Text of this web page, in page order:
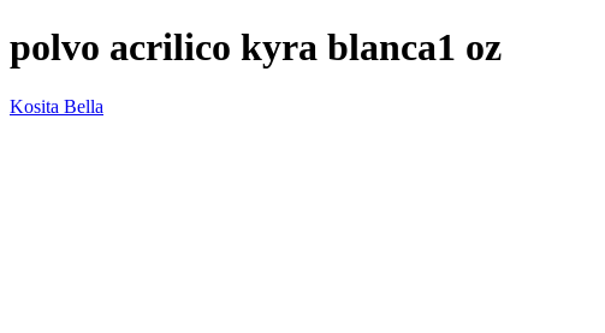
polvo acrilico kyra blanca1 oz
Kosita Bella